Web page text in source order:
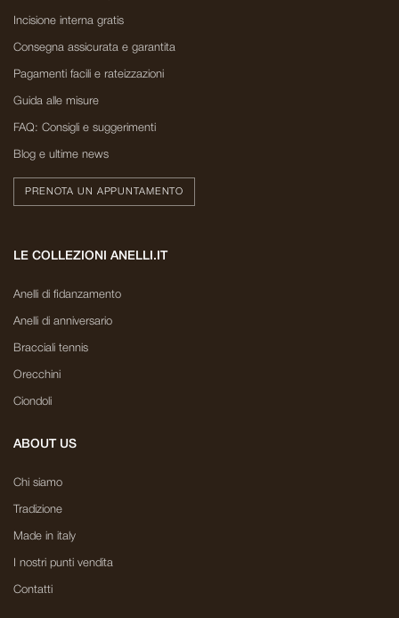
Incisione interna gratis
Consegna assicurata e garantita
Pagamenti facili e rateizzazioni
Guida alle misure
FAQ: Consigli e suggerimenti
Blog e ultime news
PRENOTA UN APPUNTAMENTO
LE COLLEZIONI ANELLI.IT
Anelli di fidanzamento
Anelli di anniversario
Bracciali tennis
Orecchini
Ciondoli
ABOUT US
Chi siamo
Tradizione
Made in italy
I nostri punti vendita
Contatti